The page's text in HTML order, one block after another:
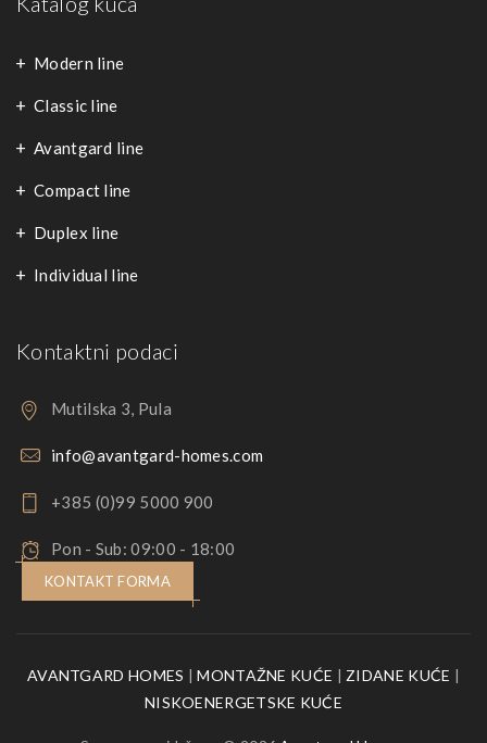
Modern line
Classic line
Avantgard line
Compact line
Duplex line
Individual line
Kontaktni podaci
Mutilska 3, Pula
info@avantgard-homes.com
+385 (0)99 5000 900
Pon - Sub: 09:00 - 18:00
KONTAKT FORMA
AVANTGARD HOMES |MONTAŽNE KUĆE | ZIDANE KUĆE |
NISKOENERGETSKE KUĆE